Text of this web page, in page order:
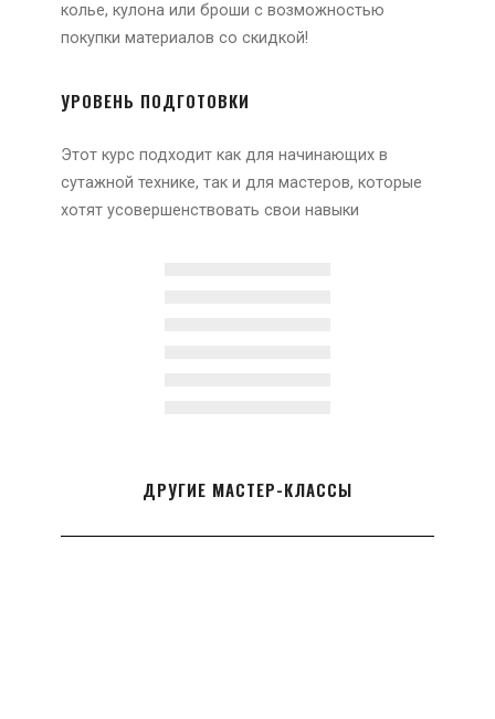
колье, кулона или броши с возможностью
покупки материалов со скидкой!
УРОВЕНЬ ПОДГОТОВКИ
Этот курс подходит как для начинающих в
сутажной технике, так и для мастеров, которые
хотят усовершенствовать свои навыки
ДРУГИЕ МАСТЕР-КЛАССЫ